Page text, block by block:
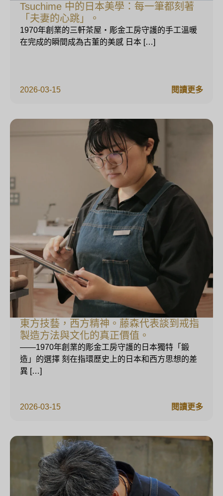
Tsuchime 中的日本美學：每一筆都刻著
「夫妻的心跳」。
2026-03-15
1970年創業的三軒茶屋・彫金工房守護的手工溫暖
在完成的瞬間成為古董的美感 日本 […]
閱讀更多
東方技藝，西方精神。藤森代表談到戒指
製造方法與文化的真正價值。
2026-03-15
——1970年創業的彫金工房守護的日本獨特「鍛
造」的選擇 刻在指環歷史上的日本和西方思想的差
異 […]
閱讀更多